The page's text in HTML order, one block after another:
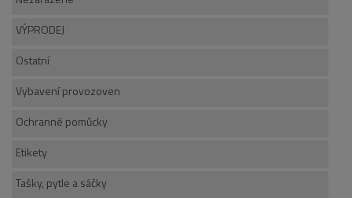
VÝPRODEJ
Ostatní
Vybavení provozoven
Ochranné pomůcky
Etikety
Tašky, pytle a sáčky